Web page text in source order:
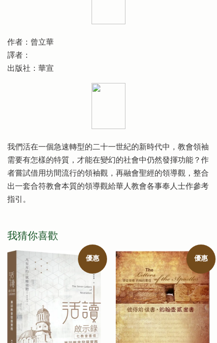
作者：曾立華
譯者：
出版社：華宣
我們活在一個急速轉型的二十一世紀的新時代中，教會領袖
需要有怎樣的特質，才能在變幻的社會中仍然發揮功能？作
者嘗試借用坊間流行的領袖觀，再融會聖經的領導觀，整合
出一套合符教會本質的領導觀給華人教會各事奉人士作參考
指引。
我猜你喜歡
優惠 優惠